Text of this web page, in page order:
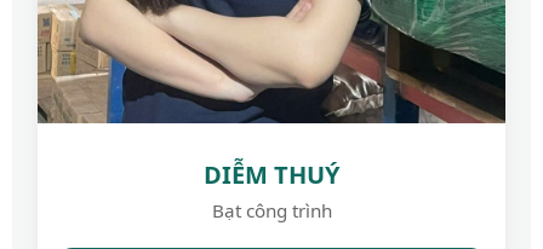
DIỄM THUÝ
Bạt công trình